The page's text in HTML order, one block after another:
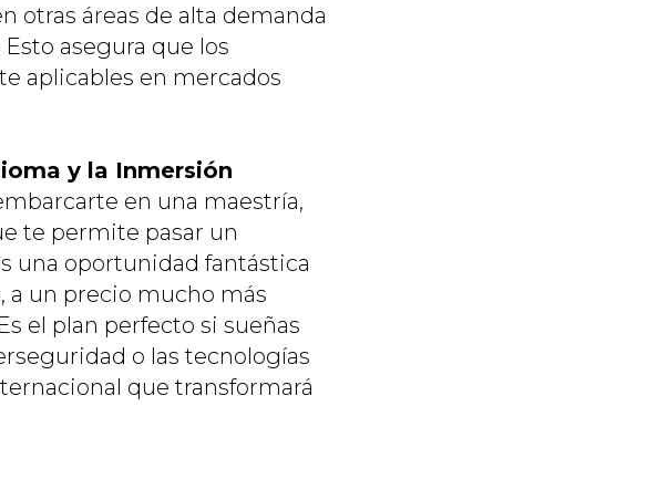
otras áreas de alta demanda
Esto asegura que los
aplicables en mercados
y la Inmersión
en una maestría,
te permite pasar un
una oportunidad fantástica
a un precio mucho más
el plan perfecto si sueñas
o las tecnologías
que transformará